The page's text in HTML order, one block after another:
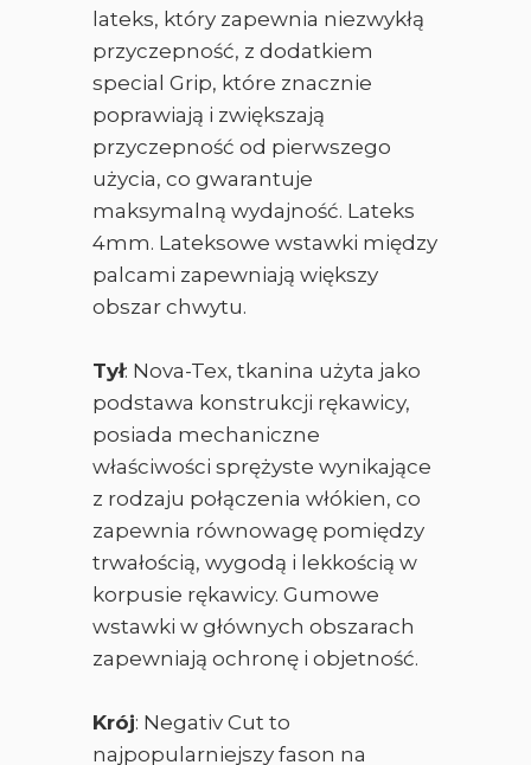
lateks, który zapewnia niezwykłą
przyczepność, z dodatkiem
special Grip, które znacznie
poprawiają i zwiększają
przyczepność od pierwszego
użycia, co gwarantuje
maksymalną wydajność. Lateks
4mm. Lateksowe wstawki między
palcami zapewniają większy
obszar chwytu.
Tył: Nova-Tex, tkanina użyta jako
podstawa konstrukcji rękawicy,
posiada mechaniczne
właściwości sprężyste wynikające
z rodzaju połączenia włókien, co
zapewnia równowagę pomiędzy
trwałością, wygodą i lekkością w
korpusie rękawicy. Gumowe
wstawki w głównych obszarach
zapewniają ochronę i objetność.
Krój: Negativ Cut to
najpopularniejszy fason na